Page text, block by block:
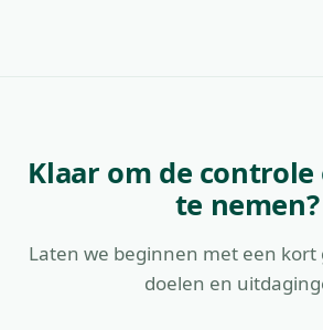
Klaar om de
te nemen?
Laten we beginnen met een kort
doelen en